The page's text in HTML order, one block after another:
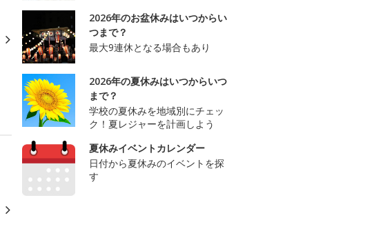
2026年のお盆休みはいつからい
つまで？
最大9連休となる場合もあり
2026年の夏休みはいつからいつ
まで？
学校の夏休みを地域別にチェッ
ク！夏レジャーを計画しよう
夏休みイベントカレンダー
日付から夏休みのイベントを探
す